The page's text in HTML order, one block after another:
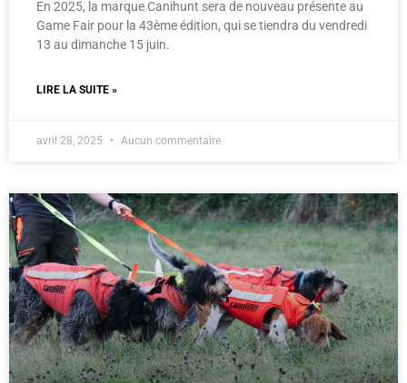
En 2025, la marque Canihunt sera de nouveau présente au
Game Fair pour la 43ème édition, qui se tiendra du vendredi
13 au dimanche 15 juin.
LIRE LA SUITE »
avril 28, 2025 Aucun commentaire